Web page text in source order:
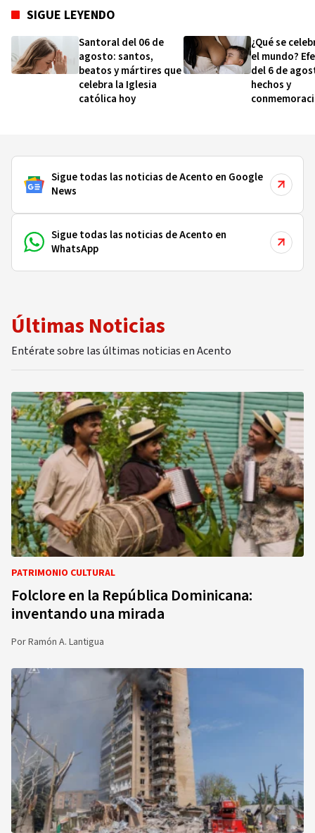
SIGUE LEYENDO
Santoral del 06 de
agosto: santos,
beatos y mártires que
celebra la Iglesia
católica hoy
¿Qué se
el mundo?
del 6 de
hechos y
Sigue todas las noticias de Acento en Google
News
Sigue todas las noticias de Acento en
WhatsApp